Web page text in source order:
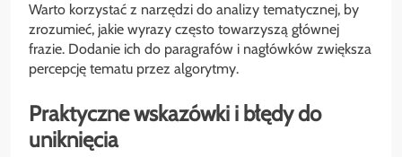
Warto korzystać z narzędzi do analizy tematycznej, by
zrozumieć, jakie wyrazy często towarzyszą głównej
frazie. Dodanie ich do paragrafów i nagłówków zwiększa
percepcję tematu przez algorytmy.
Praktyczne wskazówki i błędy do
uniknięcia